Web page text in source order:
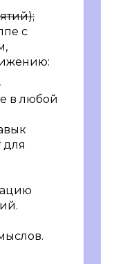
с
в любой
для